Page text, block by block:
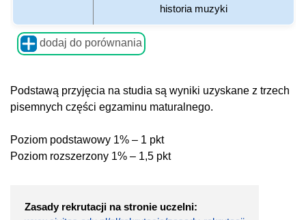
historia muzyki
dodaj do porównania
Podstawą przyjęcia na studia są wyniki uzyskane z trzech
pisemnych części egzaminu maturalnego.
Poziom podstawowy 1% – 1 pkt
Poziom rozszerzony 1% – 1,5 pkt
Zasady rekrutacji na stronie uczelni: